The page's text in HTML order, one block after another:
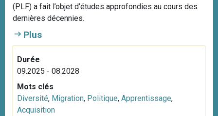
(PLF) a fait l’objet d’études approfondies au cours des
dernières décennies.
Plus
Durée
09.2025 - 08.2028
Mots clés
Diversité, Migration, Politique, Apprentissage,
Acquisition